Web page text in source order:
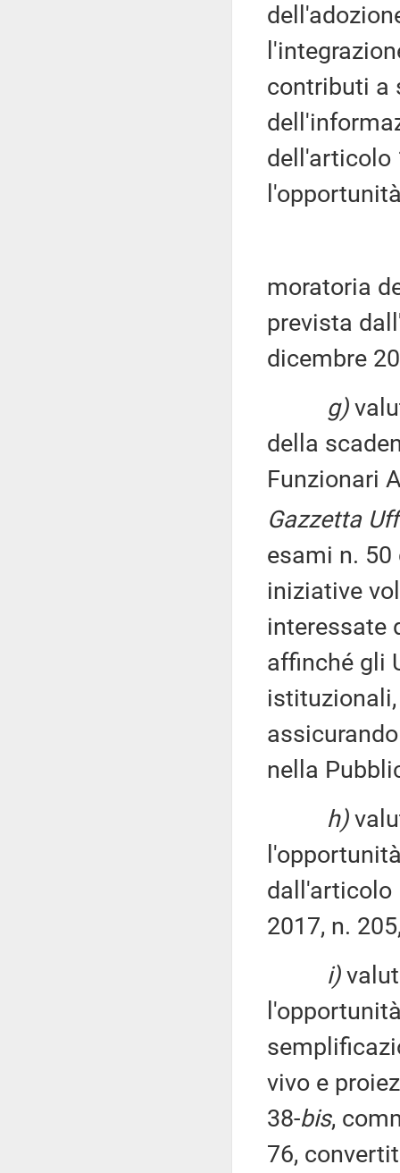
contributi a
dell'articolo
moratoria
prevista
dicembre
g)
della
Funzionari
Gazzetta
esami n. 50
iniziative
interessate
affinché gli
nella
h)
dall'articolo
2017, n.
i)
vivo e
38-bis,
76,